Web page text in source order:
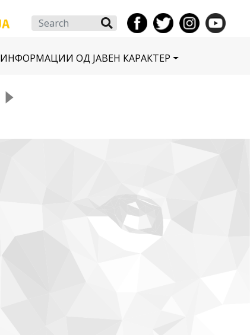
Search
ИНФОРМАЦИИ ОД ЈАВЕН КАРАКТЕР